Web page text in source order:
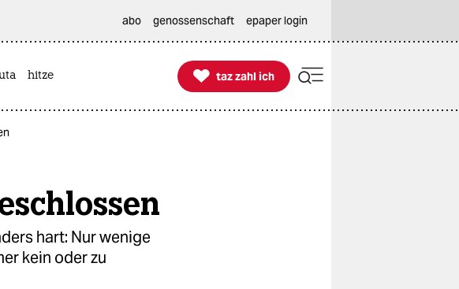
abo genossenschaft epaper login
hitze 
taz zahl ich
taz zahl ich
hart: Nur wenige
kein oder zu